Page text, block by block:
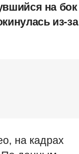
на бок
из-за
на кадрах